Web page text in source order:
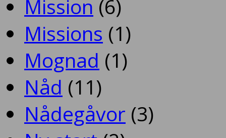
Mission (6)
Missions (1)
Mognad (1)
Nåd (11)
Nådegåvor (3)